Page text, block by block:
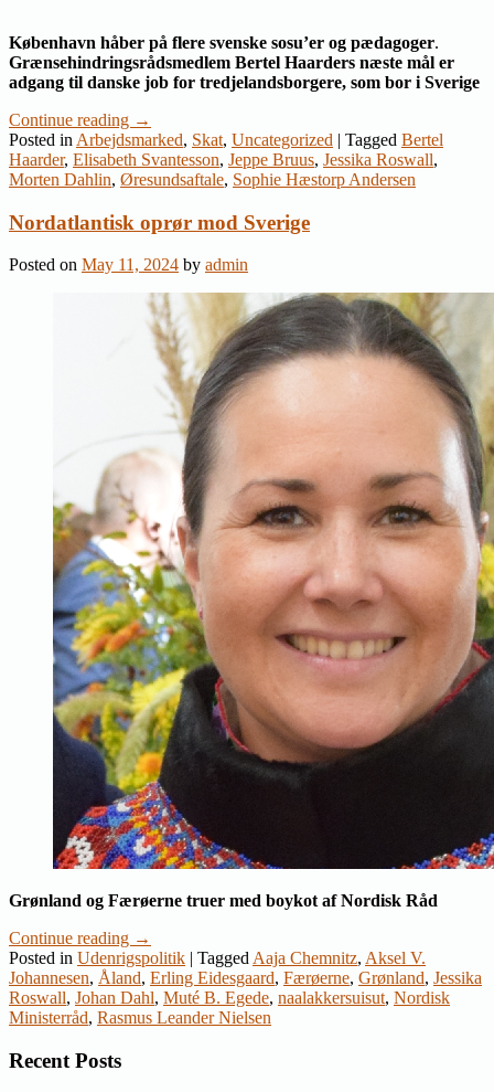
København håber på flere svenske sosu’er og pædagoger.
Grænsehindringsrådsmedlem Bertel Haarders næste mål er
adgang til danske job for tredjelandsborgere, som bor i Sverige
Continue reading →
Posted in Arbejdsmarked, Skat, Uncategorized | Tagged Bertel
Haarder, Elisabeth Svantesson, Jeppe Bruus, Jessika Roswall,
Morten Dahlin, Øresundsaftale, Sophie Hæstorp Andersen
Nordatlantisk oprør mod Sverige
Posted on May 11, 2024 by admin
Grønland og Færøerne truer med boykot af Nordisk Råd
Continue reading →
Posted in Udenrigspolitik | Tagged Aaja Chemnitz, Aksel V.
Johannesen, Åland, Erling Eidesgaard, Færøerne, Grønland, Jessika
Roswall, Johan Dahl, Muté B. Egede, naalakkersuisut, Nordisk
Ministerråd, Rasmus Leander Nielsen
Recent Posts